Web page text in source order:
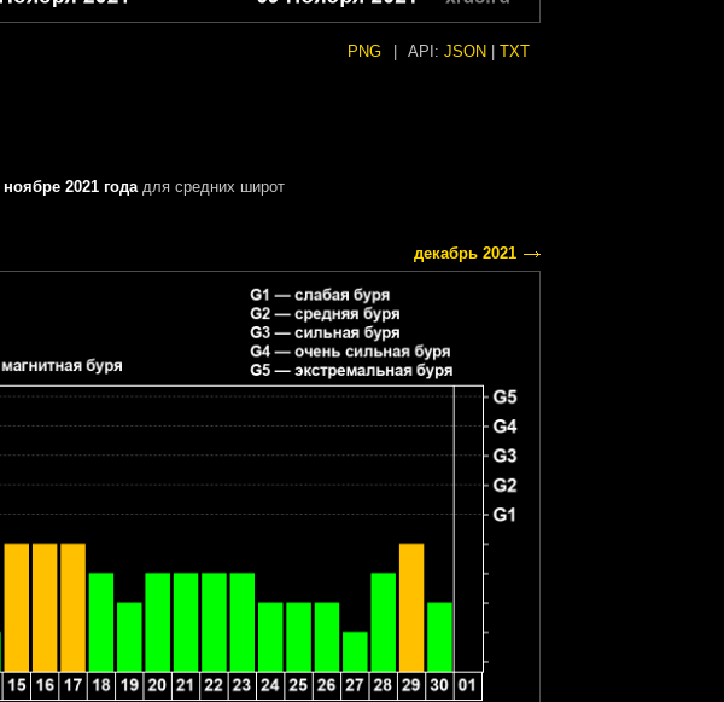
PNG API: JSON TXT
ноябре 2021 годадля средних широт
декабрь 2021